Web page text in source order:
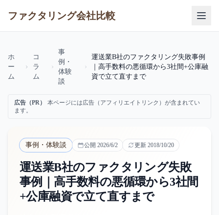
ファクタリング会社比較
ホ
ー
ム
コ
ラ
ム
事
例・
体験
談
運送業B社のファクタリング失敗事例
｜高手数料の悪循環から3社間+公庫融
資で立て直すまで
広告（PR）
本ページには広告（アフィリエイトリンク）が含まれてい
ます。
事例・体験談 公開 2026/6/2 更新 2018/10/20
運送業B社のファクタリング失敗
事例｜高手数料の悪循環から3社間
+公庫融資で立て直すまで